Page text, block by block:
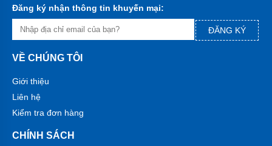
cháy
Bơm
hố
móng-
bùn
Tiểu
đài
Đăng ký nhận thông tin khuyến mại:
ĐĂNG KÝ
VỀ CHÚNG TÔI
Giới thiệu
Liên hệ
Kiểm tra đơn hàng
CHÍNH SÁCH